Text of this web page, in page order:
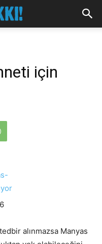
için
alınmazsa Manyas